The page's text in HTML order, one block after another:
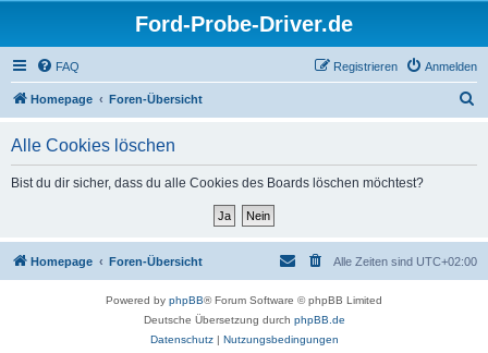
Ford-Probe-Driver.de
FAQ Anmelden
Registrieren
Homepage Foren-Übersicht
Alle Cookies löschen
Bist du dir sicher, dass du alle Cookies des Boards löschen möchtest?
Homepage Foren-Übersicht Alle Zeiten sind UTC+02:00
Powered by phpBB® Forum Software © phpBB Limited
Deutsche Übersetzung durch phpBB.de
Datenschutz| Nutzungsbedingungen